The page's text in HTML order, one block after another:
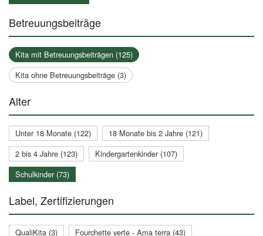
Betreuungsbeiträge
Kita mit Betreuungsbeiträgen (125)
Kita ohne Betreuungsbeiträge (3)
Alter
Unter 18 Monate (122)
18 Monate bis 2 Jahre (121)
2 bis 4 Jahre (123)
Kindergartenkinder (107)
Schulkinder (73)
Label, Zertifizierungen
QualiKita (3)
Fourchette verte - Ama terra (43)